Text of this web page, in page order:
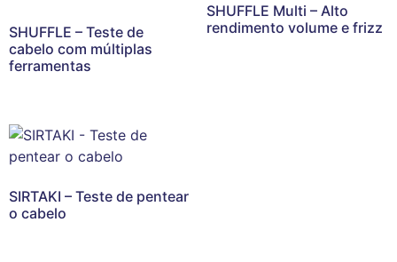
SHUFFLE – Teste de
cabelo com múltiplas
ferramentas
SHUFFLE Multi – Alto
rendimento volume e frizz
SIRTAKI – Teste de pentear
o cabelo